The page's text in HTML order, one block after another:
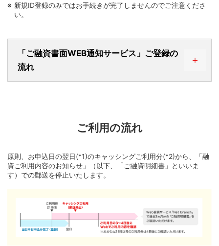
新規ID登録のみではお手続きが完了しませんのでご注意くださ
い。
「ご融資書面WEB通知サービス」ご登録の
流れ
ご利用の流れ
原則、お申込日の翌日(*1)のキャッシングご利用分(*2)から、「融
資ご利用内容のお知らせ」（以下、「ご融資明細書」といいま
す）での郵送を停止いたします。